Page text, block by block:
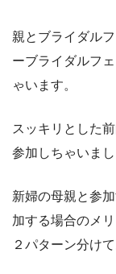
親とブライダル
ーブライダルフ
ゃいます。
スッキリとした
参加しちゃいま
新婦の母親と参
加する場合のメリ
２パターン分け